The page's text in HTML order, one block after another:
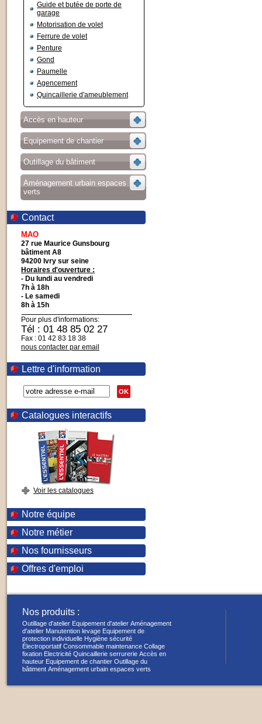
Guide et butée de porte de
garage
Motorisation de volet
Ferrure de volet
Penture
Gond
Paumelle
Agencement
Quincaillerie d'ameublement
Accès en hauteur
Equipement de chantier
Outillage du bâtiment
Aménagement urbain espaces
verts
Contact
MAO
27 rue Maurice Gunsbourg
bâtiment A8
94200 Ivry sur seine
Horaires d'ouverture :
- Du lundi au vendredi
7h à 18h
- Le samedi
8h à 15h
Pour plus d'informations:
Tél : 01 48 85 02 27
Fax : 01 42 83 18 38
nous contacter par email
Lettre d'information
OK
Catalogues interactifs
Voir les catalogues
Notre équipe
Notre métier
Nos fournisseurs
Offres d'emploi
Nos produits :
Outillage d'atelier Equipement d'atelier Aménagement
d'atelier Manutention levage Equipement de
protection individuelle Hygiène sécurité
Électroportatif Consommable maintenance Collage
fixation Electricité Quincaillerie serrurerie Accès en
hauteur Equipement de chantier Outillage du
bâtiment Aménagement urbain espaces verts